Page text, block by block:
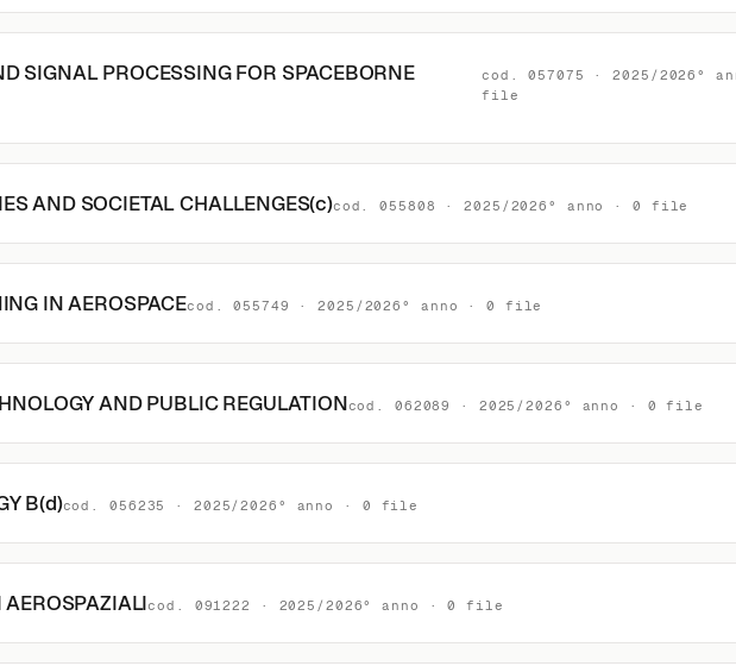
SIGNAL PROCESSING FOR SPACEBORNE
cod. 057075 · 2025/2026°
file
AND SOCIETAL CHALLENGES(c)cod. 055808 · 2025/2026° anno · 0 file
IN AEROSPACEcod. 055749 · 2025/2026° anno · 0 file
AND PUBLIC REGULATIONcod. 062089 · 2025/2026° anno · 0 file
B(d)cod. 056235 · 2025/2026° anno · 0 file
AEROSPAZIALIcod. 091222 · 2025/2026° anno · 0 file